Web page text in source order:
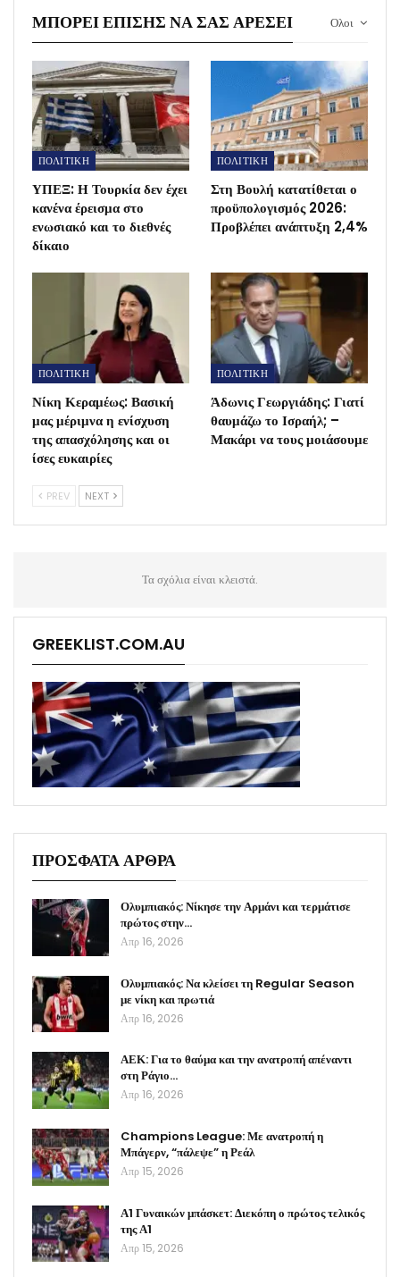
Ολοι
ΜΠΟΡΕΊ ΕΠΊΣΗΣ ΝΑ ΣΑΣ ΑΡΈΣΕΙ
ΠΟΛΙΤΙΚΗ
ΥΠΕΞ: Η Τουρκία δεν έχει
κανένα έρεισμα στο
ενωσιακό και το διεθνές
δίκαιο
ΠΟΛΙΤΙΚΗ
Στη Βουλή κατατίθεται ο
προϋπολογισμός 2026:
Προβλέπει ανάπτυξη 2,4%
ΠΟΛΙΤΙΚΗ
Νίκη Κεραμέως: Βασική
μας μέριμνα η ενίσχυση
της απασχόλησης και οι
ίσες ευκαιρίες
ΠΟΛΙΤΙΚΗ
Άδωνις Γεωργιάδης: Γιατί
θαυμάζω το Ισραήλ; –
Μακάρι να τους μοιάσουμε
PREV NEXT
Τα σχόλια είναι κλειστά.
GREEKLIST.COM.AU
ΠΡΟΣΦΑΤΑ ΑΡΘΡΑ
Ολυμπιακός: Νίκησε την Αρμάνι και τερμάτισε
πρώτος στην…
Απρ 16, 2026
Ολυμπιακός: Να κλείσει τη Regular Season
με νίκη και πρωτιά
Απρ 16, 2026
ΑΕΚ: Για το θαύμα και την ανατροπή απέναντι
στη Ράγιο…
Απρ 16, 2026
Champions League: Με ανατροπή η
Μπάγερν, “πάλεψε” η Ρεάλ
Απρ 15, 2026
Α1 Γυναικών μπάσκετ: Διεκόπη ο πρώτος τελικός
της Α1
Απρ 15, 2026